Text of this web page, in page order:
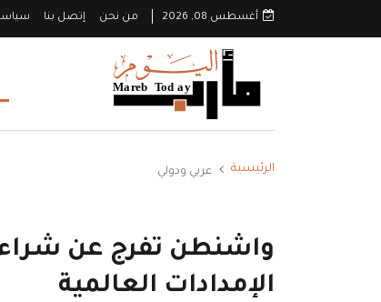
أغسطس 08, 2026 من نحن إتصل بنا
الرئيسية عربي ودولي
واشنطن تفرج عن شراء
الإمدادات العالمية